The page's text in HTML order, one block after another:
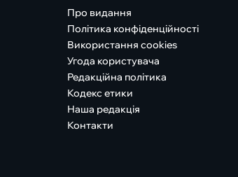
Про видання
Політика конфіденційності
Використання cookies
Угода користувача
Редакційна політика
Кодекс етики
Наша редакція
Контакти